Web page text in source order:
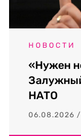
НОВОСТИ
«Нужен
НАТО
06.08.2026 /